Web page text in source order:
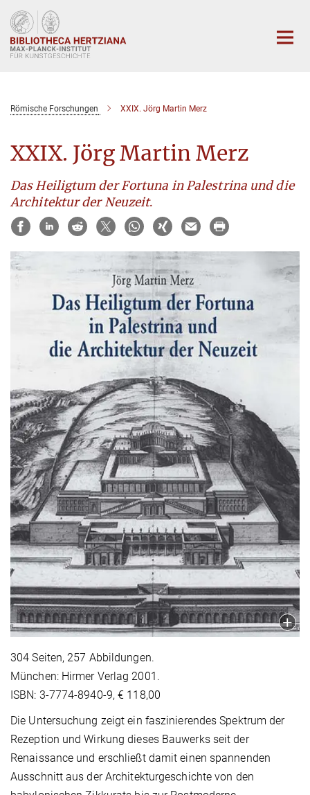
Hauptinhalt
Römische Forschungen XXIX. Jörg Martin Merz
XXIX. Jörg Martin Merz
Das Heiligtum der Fortuna in Palestrina und die
Architektur der Neuzeit.
304 Seiten, 257 Abbildungen.
München: Hirmer Verlag 2001.
ISBN: 3-7774-8940-9, € 118,00
Die Untersuchung zeigt ein faszinierendes Spektrum der
Rezeption und Wirkung dieses Bauwerks seit der
Renaissance und erschließt damit einen spannenden
Ausschnitt aus der Architekturgeschichte von den